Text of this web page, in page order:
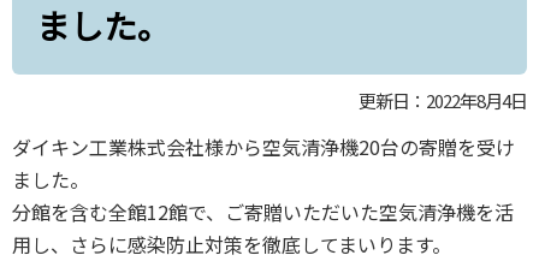
ました。
更新日：2022年8月4日
ダイキン工業株式会社様から空気清浄機20台の寄贈を受け
ました。
分館を含む全館12館で、ご寄贈いただいた空気清浄機を活
用し、さらに感染防止対策を徹底してまいります。